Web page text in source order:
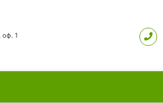
оф. 1